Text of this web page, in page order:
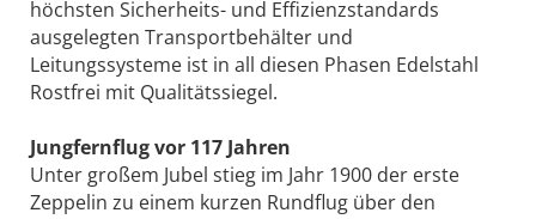
höchsten Sicherheits- und Effizienzstandards
ausgelegten Transportbehälter und
Leitungssysteme ist in all diesen Phasen Edelstahl
Rostfrei mit Qualitätssiegel.
Jungfernflug vor 117 Jahren
Unter großem Jubel stieg im Jahr 1900 der erste
Zeppelin zu einem kurzen Rundflug über den